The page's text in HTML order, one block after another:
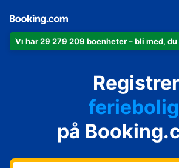
Vi har 29 279 209 boenheter – bli med, du
Registrer
leiligheten
hotellet ditt
feriebolig
rorbua di
på